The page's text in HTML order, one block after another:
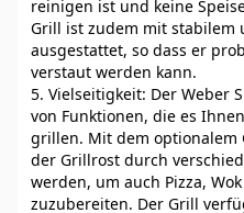
reinigen ist und keine
Grill ist zudem mit stabilem
ausgestattet, so dass er
verstaut werden kann.
5. Vielseitigkeit: Der Weber
von Funktionen, die es
grillen. Mit dem optionalem
der Grillrost durch
werden, um auch Pizza,
zuzubereiten. Der Grill